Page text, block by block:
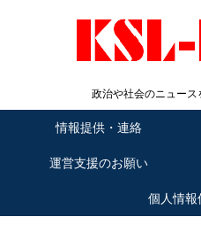
政治や社会のニュー
情報提供・連絡
運営支援のお願い
個人情報